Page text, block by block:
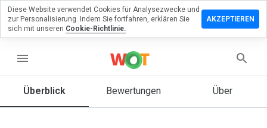
menu
Überblick Bewertungen Über
Sie eine
zu
Wie
Diese Website verwendet Cookies für Analysezwecke und
zur Personalisierung. Indem Sie fortfahren, erklären Sie
sich mit unseren Cookie-Richtlinie.
AKZEPTIEREN